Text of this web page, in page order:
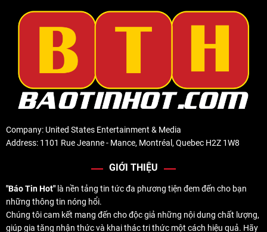
Company: United States Entertainment & Media
Address: 1101 Rue Jeanne - Mance, Montréal, Quebec H2Z 1W8
GIỚI THIỆU
"Báo Tin Hot" là nền tảng tin tức đa phương tiện đem đến cho bạn
những thông tin nóng hổi.
Chúng tôi cam kết mang đến cho độc giả những nội dung chất lượng,
giúp gia tăng nhận thức và khai thác tri thức một cách hiệu quả. Hãy